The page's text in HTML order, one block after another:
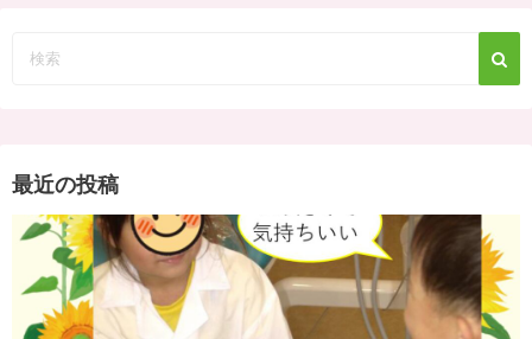
最近の投稿